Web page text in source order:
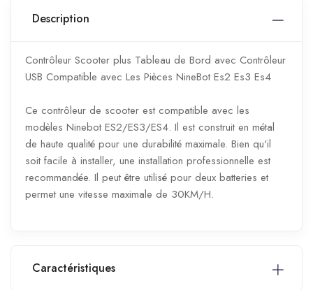
Description
Contrôleur Scooter plus Tableau de Bord avec Contrôleur
USB Compatible avec Les Pièces NineBot Es2 Es3 Es4
Ce contrôleur de scooter est compatible avec les
modèles Ninebot ES2/ES3/ES4. Il est construit en métal
de haute qualité pour une durabilité maximale. Bien qu'il
soit facile à installer, une installation professionnelle est
recommandée. Il peut être utilisé pour deux batteries et
permet une vitesse maximale de 30KM/H.
Caractéristiques